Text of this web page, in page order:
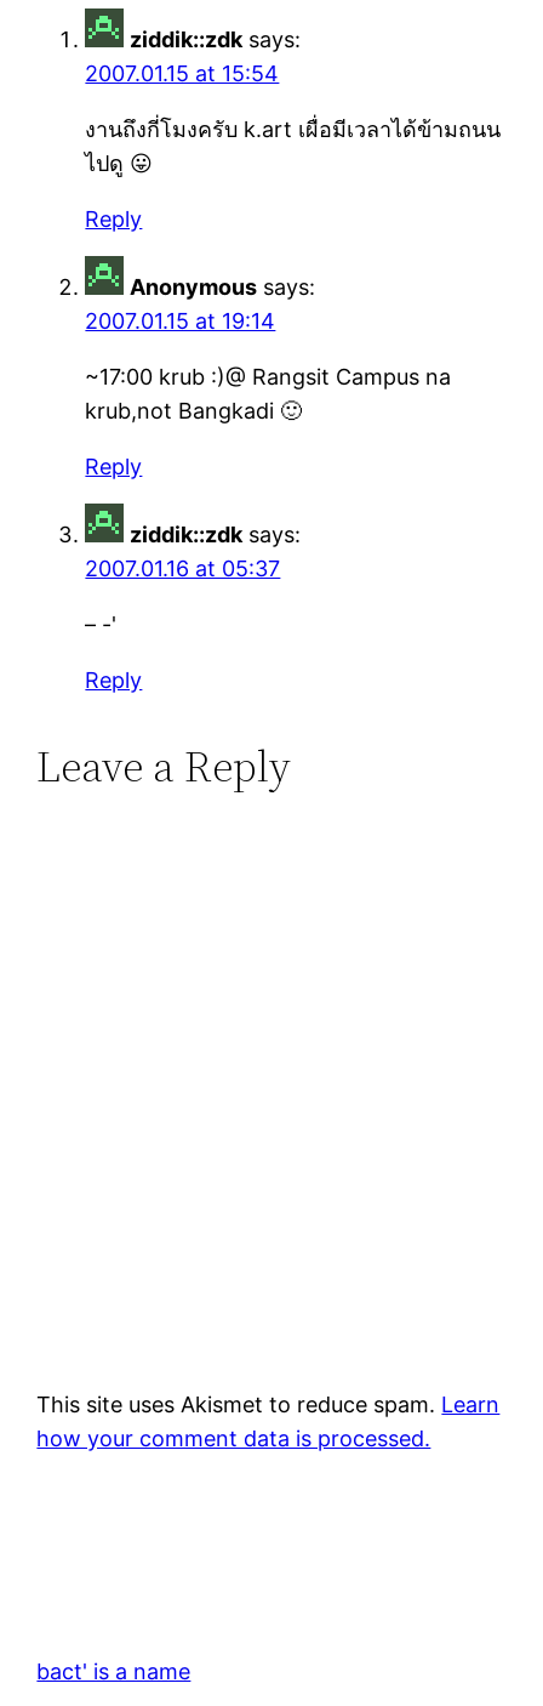
ziddik::zdk says:
2007.01.15 at 15:54
งานถึงกี่โมงครับ k.art เผื่อมีเวลาได้ข้ามถนน
ไปดู 😛
Reply
Anonymous says:
2007.01.15 at 19:14
~17:00 krub :)@ Rangsit Campus na
krub,not Bangkadi 🙂
Reply
ziddik::zdk says:
2007.01.16 at 05:37
– -'
Reply
Leave a Reply
This site uses Akismet to reduce spam. Learn
how your comment data is processed.
bact' is a name